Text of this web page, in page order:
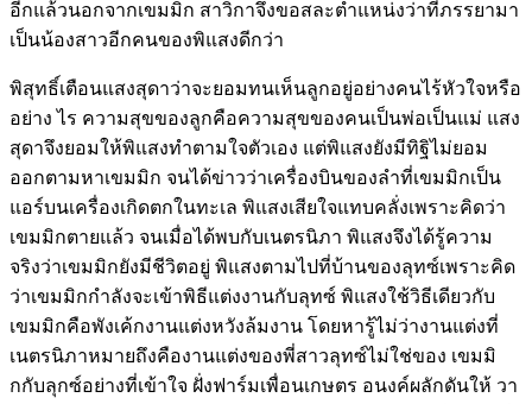
อีกแล้วนอกจากเขมมิก สาวิกาจึงขอสละตำแหน่งว่าที่ภรรยามา
เป็นน้องสาวอีกคนของพิแสงดีกว่า
พิสุทธิ์เตือนแสงสุดาว่าจะยอมทนเห็นลูกอยู่อย่างคนไร้หัวใจหรือ
อย่าง ไร ความสุขของลูกคือความสุขของคนเป็นพ่อเป็นแม่ แสง
สุดาจึงยอมให้พิแสงทำตามใจตัวเอง แต่พิแสงยังมีทิฐิไม่ยอม
ออกตามหาเขมมิก จนได้ข่าวว่าเครื่องบินของลำที่เขมมิกเป็น
แอร์บนเครื่องเกิดตกในทะเล พิแสงเสียใจแทบคลั่งเพราะคิดว่า
เขมมิกตายแล้ว จนเมื่อได้พบกับเนตรนิภา พิแสงจึงได้รู้ความ
จริงว่าเขมมิกยังมีชีวิตอยู่ พิแสงตามไปที่บ้านของลุทซ์เพราะคิด
ว่าเขมมิกกำลังจะเข้าพิธีแต่งงานกับลุทซ์ พิแสงใช้วิธีเดียวกับ
เขมมิกคือพังเค้กงานแต่งหวังล้มงาน โดยหารู้ไม่ว่างานแต่งที่
เนตรนิภาหมายถึงคืองานแต่งของพี่สาวลุทซ์ไม่ใช่ของ เขมมิ
กกับลุกซ์อย่างที่เข้าใจ ฝั่งฟาร์มเพื่อนเกษตร อนงค์ผลักดันให้ วา